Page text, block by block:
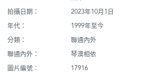
拍攝日期：
2023年10月1日
年代：
1999年至今
分類：
聯通內外
聯通內外：
琴澳相依
圖片編號：
17916